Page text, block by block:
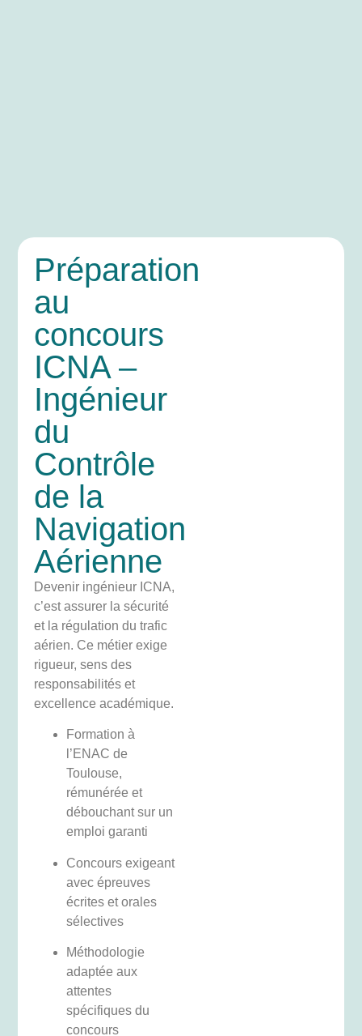
Préparation
au
concours
ICNA –
Ingénieur
du
Contrôle
de la
Navigation
Aérienne
Devenir ingénieur ICNA,
c’est assurer la sécurité
et la régulation du trafic
aérien. Ce métier exige
rigueur, sens des
responsabilités et
excellence académique.
Formation à
l’ENAC de
Toulouse,
rémunérée et
débouchant sur un
emploi garanti
Concours exigeant
avec épreuves
écrites et orales
sélectives
Méthodologie
adaptée aux
attentes
spécifiques du
concours